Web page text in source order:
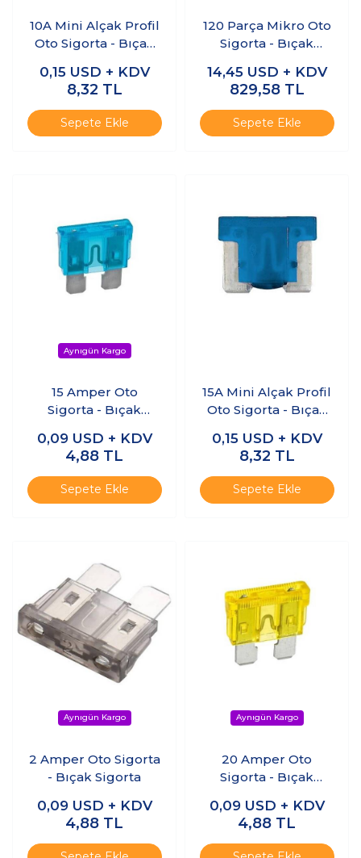
10A Mini Alçak Profil
Oto Sigorta - Bıçak
0,15 USD + KDV
8,32 TL
Sepete Ekle
120 Parça Mikro Oto
Sigorta - Bıçak
14,45 USD + KDV
829,58 TL
Sepete Ekle
15 Amper Oto
Sigorta - Bıçak
0,09 USD + KDV
4,88 TL
Sepete Ekle
15A Mini Alçak Profil
Oto Sigorta - Bıçak
0,15 USD + KDV
8,32 TL
Sepete Ekle
2 Amper Oto Sigorta
- Bıçak Sigorta
0,09 USD + KDV
4,88 TL
20 Amper Oto
Sigorta - Bıçak
0,09 USD + KDV
4,88 TL